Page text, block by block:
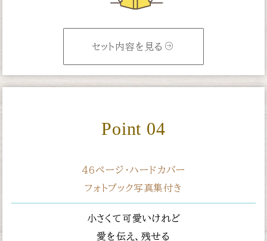
セット内容を見る
Point 04
46ページ・ハードカバー
フォトブック写真集付き
小さくて可愛いけれど
愛を伝え、残せる